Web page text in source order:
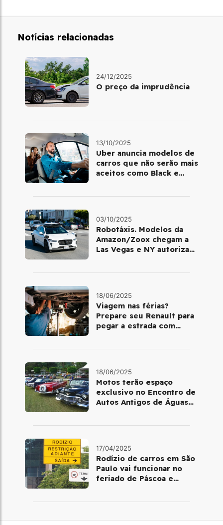
Notícias relacionadas
24/12/2025
O preço da imprudência
13/10/2025
Uber anuncia modelos de
carros que não serão mais
aceitos como Black e
03/10/2025
Robotáxis. Modelos da
Amazon/Zoox chegam a
Las Vegas e NY autoriza
18/06/2025
Viagem nas férias?
Prepare seu Renault para
pegar a estrada com
18/06/2025
Motos terão espaço
exclusivo no Encontro de
Autos Antigos de Águas
17/04/2025
Rodízio de carros em São
Paulo vai funcionar no
feriado de Páscoa e